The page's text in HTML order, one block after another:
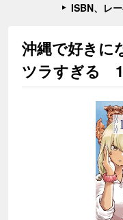
ISBN、レ
沖縄で好きに
ツラすぎる